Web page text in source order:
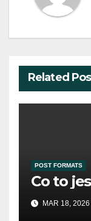
Related
POST FORMATS
Co to
MAR 18, 2026